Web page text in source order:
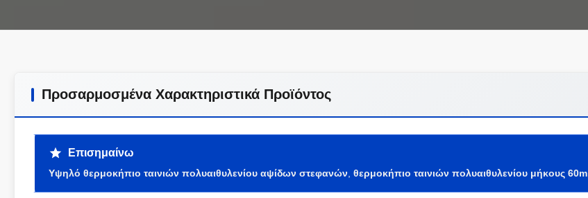
Προσαρμοσμένα Χαρακτηριστικά Προϊόντος
Επισημαίνω
Υψηλό θερμοκήπιο ταινιών πολυαιθυλενίου αψίδων στεφανών θερμοκήπιο ταινιών πολυαιθυλενίου μήκους 60m